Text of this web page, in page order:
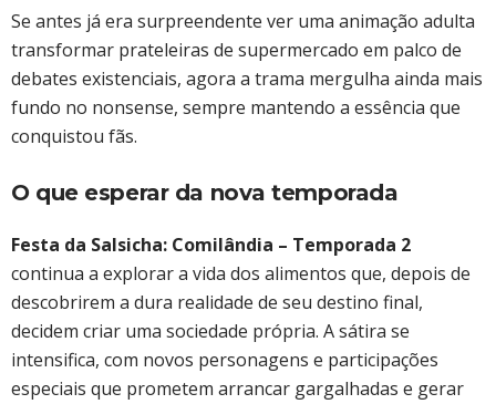
Se antes já era surpreendente ver uma animação adulta
transformar prateleiras de supermercado em palco de
debates existenciais, agora a trama mergulha ainda mais
fundo no nonsense, sempre mantendo a essência que
conquistou fãs.
O que esperar da nova temporada
Festa da Salsicha: Comilândia – Temporada 2
continua a explorar a vida dos alimentos que, depois de
descobrirem a dura realidade de seu destino final,
decidem criar uma sociedade própria. A sátira se
intensifica, com novos personagens e participações
especiais que prometem arrancar gargalhadas e gerar